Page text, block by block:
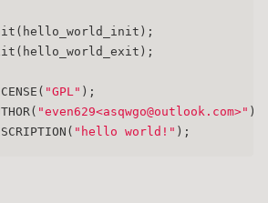
"GPL" );
"even629<asqwgo@outlook.com>" );
"hello world!" );